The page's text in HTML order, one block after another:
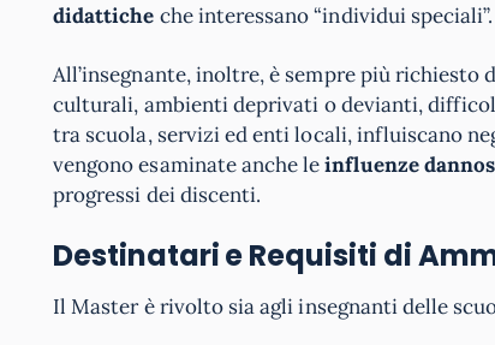
didattiche che interessano “individui speciali”.
All’insegnante, inoltre, è sempre più
culturali, ambienti deprivati o devianti,
tra scuola, servizi ed enti locali, influiscano
vengono esaminate anche leinfluenze
progressi dei discenti.
Destinatari e Requisiti di
Il Master è rivolto sia agli insegnanti delle